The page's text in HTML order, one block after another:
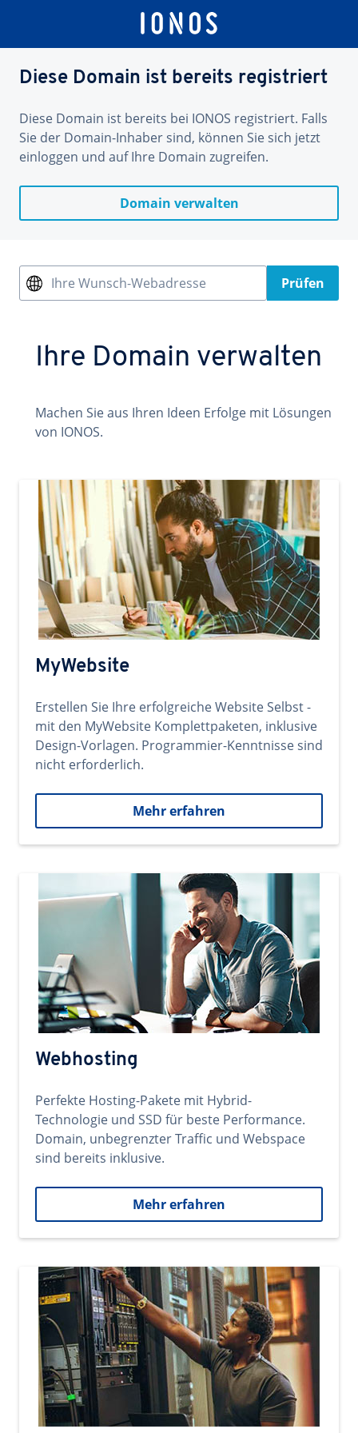
Diese Domain ist bereits registriert
Diese Domain ist bereits bei IONOS registriert. Falls
Sie der Domain-Inhaber sind, können Sie sich jetzt
einloggen und auf Ihre Domain zugreifen.
Domain verwalten
Ihre Wunsch-Webadresse Prüfen
Ihre Domain verwalten
Machen Sie aus Ihren Ideen Erfolge mit Lösungen
von IONOS.
MyWebsite
Erstellen Sie Ihre erfolgreiche Website Selbst -
mit den MyWebsite Komplettpaketen, inklusive
Design-Vorlagen. Programmier-Kenntnisse sind
nicht erforderlich.
Mehr erfahren
Webhosting
Perfekte Hosting-Pakete mit Hybrid-
Technologie und SSD für beste Performance.
Domain, unbegrenzter Traffic und Webspace
sind bereits inklusive.
Mehr erfahren